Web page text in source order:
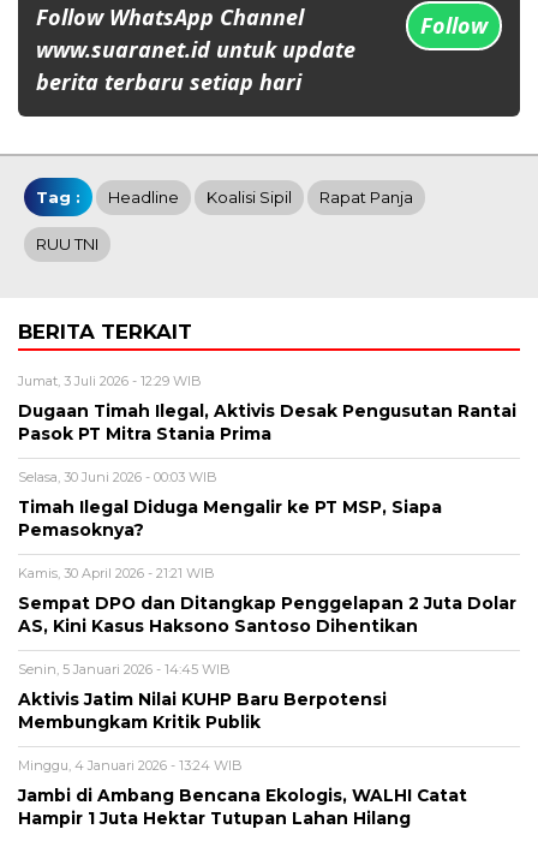
Follow WhatsApp Channel
www.suaranet.id untuk update
berita terbaru setiap hari
Follow
Tag : Headline Koalisi Sipil Rapat Panja
RUU TNI
BERITA TERKAIT
Jumat, 3 Juli 2026 - 12:29 WIB
Dugaan Timah Ilegal, Aktivis Desak Pengusutan Rantai
Pasok PT Mitra Stania Prima
Selasa, 30 Juni 2026 - 00:03 WIB
Timah Ilegal Diduga Mengalir ke PT MSP, Siapa
Pemasoknya?
Kamis, 30 April 2026 - 21:21 WIB
Sempat DPO dan Ditangkap Penggelapan 2 Juta Dolar
AS, Kini Kasus Haksono Santoso Dihentikan
Senin, 5 Januari 2026 - 14:45 WIB
Aktivis Jatim Nilai KUHP Baru Berpotensi
Membungkam Kritik Publik
Minggu, 4 Januari 2026 - 13:24 WIB
Jambi di Ambang Bencana Ekologis, WALHI Catat
Hampir 1 Juta Hektar Tutupan Lahan Hilang